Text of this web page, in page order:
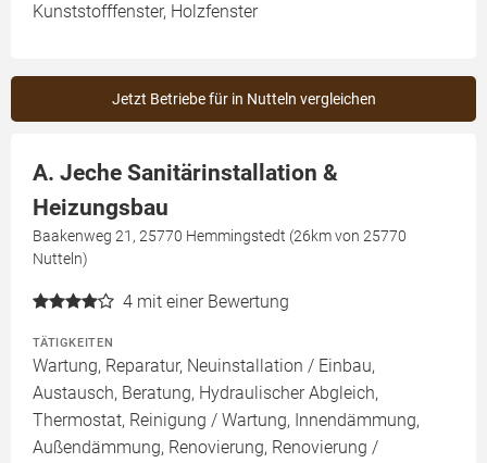
Kunststofffenster, Holzfenster
Jetzt Betriebe für in Nutteln vergleichen
A. Jeche Sanitärinstallation &
Heizungsbau
Baakenweg 21, 25770 Hemmingstedt (26km von 25770
Nutteln)
4 mit einer Bewertung
TÄTIGKEITEN
Wartung, Reparatur, Neuinstallation / Einbau,
Austausch, Beratung, Hydraulischer Abgleich,
Thermostat, Reinigung / Wartung, Innendämmung,
Außendämmung, Renovierung, Renovierung /